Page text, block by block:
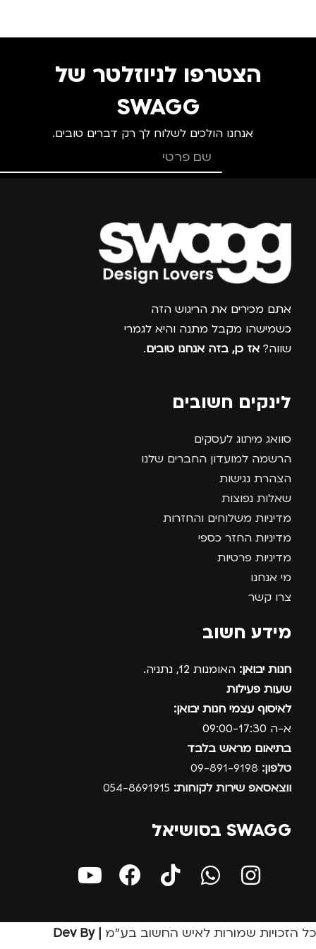
מתאים ל
גברים ,נשים ,ערב /
הצטרפו לניוזלטר של
SWAGG
אנחנו הולכים לשלוח לך רק דברים טובים.
צרפו אותי למועדון
אתם מכירים את הריגוש הזה
כשמישהו מקבל מתנה והיא לגמרי
שווה? אז כן, בזה אנחנו טובים.
לינקים חשובים
סוואג מיתוג לעסקים
הרשמה למועדון החברים שלנו
הצהרת נגישות
שאלות נפוצות
מדיניות משלוחים והחזרות
מדיניות החזר כספי
מדיניות פרטיות
מי אנחנו
צרו קשר
מידע חשוב
חנות יבואן: האומנות 12, נתניה.
שעות פעילות
לאיסוף עצמי חנות יבואן:
א-ה 09:00-17:30
בתיאום מראש בלבד
טלפון:
ווצאסאפ שירות לקוחות:
SWAGG בסושיאל
כל הזכויות שמורות לאיש החשוב בע״מ
| Dev By